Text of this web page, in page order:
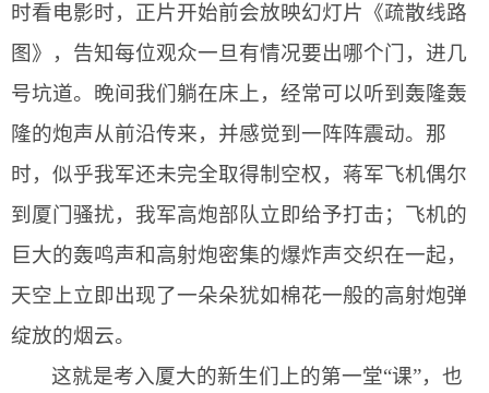
时看电影时，正片开始前会放映幻灯片《疏散线路
图》，告知每位观众一旦有情况要出哪个门，进几
号坑道。晚间我们躺在床上，经常可以听到轰隆轰
隆的炮声从前沿传来，并感觉到一阵阵震动。那
时，似乎我军还未完全取得制空权，蒋军飞机偶尔
到厦门骚扰，我军高炮部队立即给予打击；飞机的
巨大的轰鸣声和高射炮密集的爆炸声交织在一起，
天空上立即出现了一朵朵犹如棉花一般的高射炮弹
绽放的烟云。
这就是考入厦大的新生们上的第一堂“课”，也